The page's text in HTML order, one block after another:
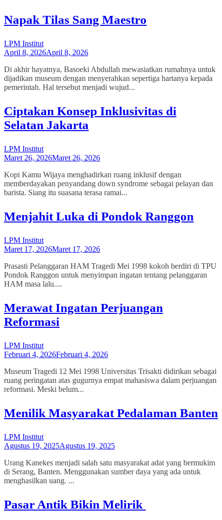
Napak Tilas Sang Maestro
LPM Institut
April 8, 2026April 8, 2026
Di akhir hayatnya, Basoeki Abdullah mewasiatkan rumahnya untuk
dijadikan museum dengan menyerahkan sepertiga hartanya kepada
pemerintah. Hal tersebut menjadi wujud...
Ciptakan Konsep Inklusivitas di
Selatan Jakarta
LPM Institut
Maret 26, 2026Maret 26, 2026
Kopi Kamu Wijaya menghadirkan ruang inklusif dengan
memberdayakan penyandang down syndrome sebagai pelayan dan
barista. Siang itu suasana terasa ramai...
Menjahit Luka di Pondok Ranggon
LPM Institut
Maret 17, 2026Maret 17, 2026
Prasasti Pelanggaran HAM Tragedi Mei 1998 kokoh berdiri di TPU
Pondok Ranggon untuk menyimpan ingatan tentang pelanggaran
HAM masa lalu....
Merawat Ingatan Perjuangan
Reformasi
LPM Institut
Februari 4, 2026Februari 4, 2026
Museum Tragedi 12 Mei 1998 Universitas Trisakti didirikan sebagai
ruang peringatan atas gugurnya empat mahasiswa dalam perjuangan
reformasi. Meski belum...
Menilik Masyarakat Pedalaman Banten
LPM Institut
Agustus 19, 2025Agustus 19, 2025
Urang Kanekes menjadi salah satu masyarakat adat yang bermukim
di Serang, Banten. Menggunakan sumber daya yang ada untuk
menghasilkan uang. ...
Pasar Antik Bikin Melirik